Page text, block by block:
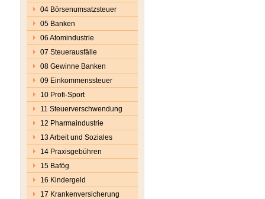
04 Börsenumsatzsteuer
05 Banken
06 Atomindustrie
07 Steuerausfälle
08 Gewinne Banken
09 Einkommenssteuer
10 Profi-Sport
11 Steuerverschwendung
12 Pharmaindustrie
13 Arbeit und Soziales
14 Praxisgebühren
15 Bafög
16 Kindergeld
17 Krankenversicherung